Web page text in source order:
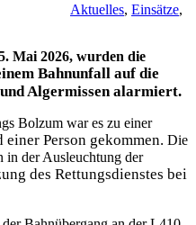
Aktuelles, Einsätze,
Mai 2026, wurden die
Bahnunfall auf die
Algermissenalarmiert.
Bolzum war es zu einer
einer Person gekommen. Die
in der Ausleuchtung der
des Rettungsdienstes bei